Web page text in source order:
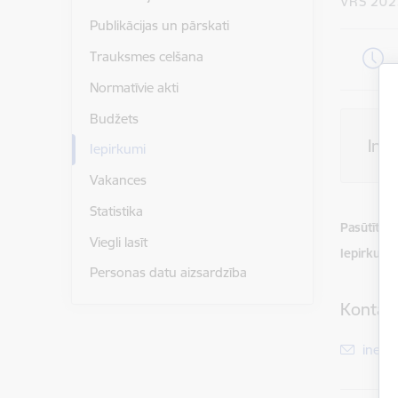
Publikācijas un pārskati
Trauksmes celšana
Normatīvie akti
Budžets
Iepirkumi
Vakances
Statistika
Viegli lasīt
Personas datu aizsardzība
Pasūtītājs
Kontakti
E-